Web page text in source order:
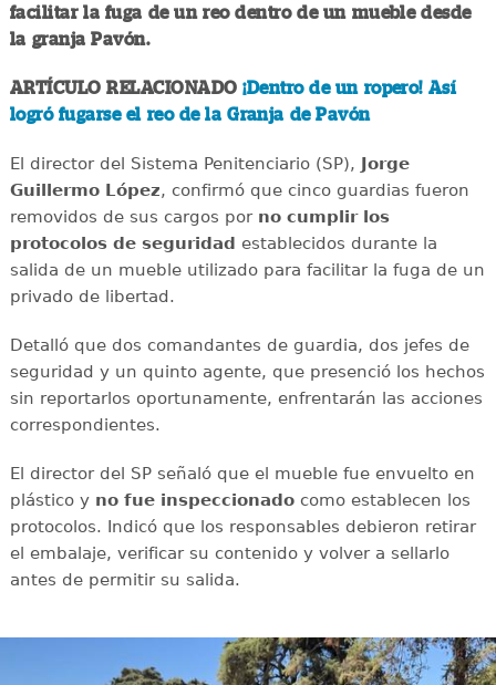
facilitar la fuga de un reo dentro de un mueble desde
la granja Pavón.
ARTÍCULO RELACIONADO¡Dentro de un ropero! Así
logró fugarse el reo de la Granja de Pavón
El director del Sistema Penitenciario (SP), Jorge
Guillermo López, confirmó que cinco guardias fueron
removidos de sus cargos por no cumplir los
protocolos de seguridad establecidos durante la
salida de un mueble utilizado para facilitar la fuga de un
privado de libertad.
Detalló que dos comandantes de guardia, dos jefes de
seguridad y un quinto agente, que presenció los hechos
sin reportarlos oportunamente, enfrentarán las acciones
correspondientes.
El director del SP señaló que el mueble fue envuelto en
plástico y no fue inspeccionadocomo establecen los
protocolos. Indicó que los responsables debieron retirar
el embalaje, verificar su contenido y volver a sellarlo
antes de permitir su salida.